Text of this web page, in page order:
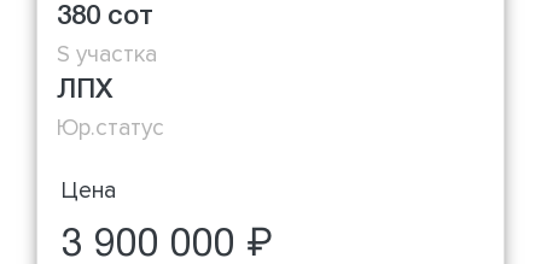
380 сот
S участка
ЛПХ
Юр.статус
Цена
3 900 000 ₽